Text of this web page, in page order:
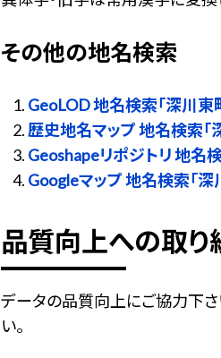
その他の地名検索
GeoLOD 地名検索「深川東
歴史地名マップ 地名検索「
Geoshapeリポジトリ 地名
Googleマップ 地名検索「深
品質向上への取り
データの品質向上にご協力下
い。